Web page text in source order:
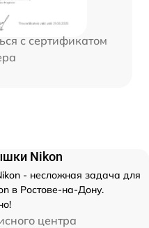
с сертификатом
Nikon
- несложная задача для
в Ростове-на-Дону.
центра